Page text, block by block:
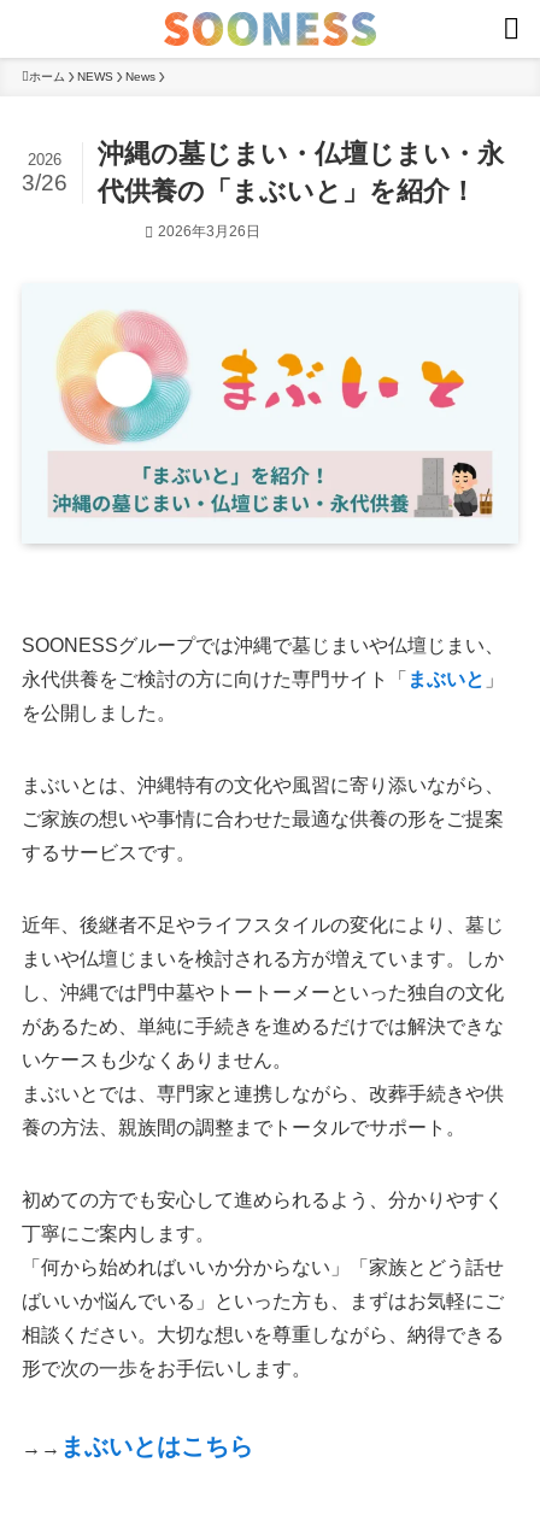
ホーム NEWS News
沖縄の墓じまい・仏壇じまい・永
代供養の「まぶいと」を紹介！
2026
3/26
2026年3月26日
SOONESSグループでは沖縄で墓じまいや仏壇じまい、
永代供養をご検討の方に向けた専門サイト「 まぶいと 」
を公開しました。
まぶいとは、沖縄特有の文化や風習に寄り添いながら、
ご家族の想いや事情に合わせた最適な供養の形をご提案
するサービスです。
近年、後継者不足やライフスタイルの変化により、墓じ
まいや仏壇じまいを検討される方が増えています。しか
し、沖縄では門中墓やトートーメーといった独自の文化
があるため、単純に手続きを進めるだけでは解決できな
いケースも少なくありません。
まぶいとでは、専門家と連携しながら、改葬手続きや供
養の方法、親族間の調整までトータルでサポート。
初めての方でも安心して進められるよう、分かりやすく
丁寧にご案内します。
「何から始めればいいか分からない」「家族とどう話せ
ばいいか悩んでいる」といった方も、まずはお気軽にご
相談ください。大切な想いを尊重しながら、納得できる
形で次の一歩をお手伝いします。
→→ まぶいとはこちら